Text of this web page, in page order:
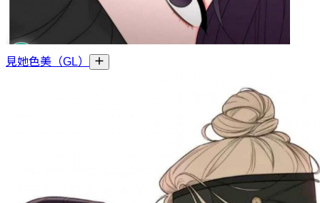
見她色美（GL）